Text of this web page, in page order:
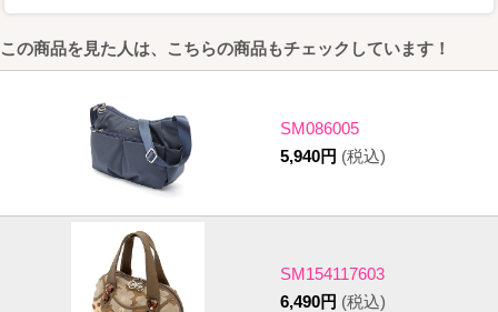
この商品を見た人は、こちらの商品もチェックしています！
SM086005
5,940円 (税込)
SM154117603
6,490円 (税込)